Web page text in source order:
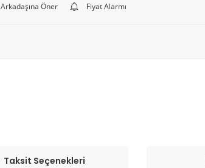
Arkadaşına Öner Fiyat Alarmı
Taksit Seçenekleri